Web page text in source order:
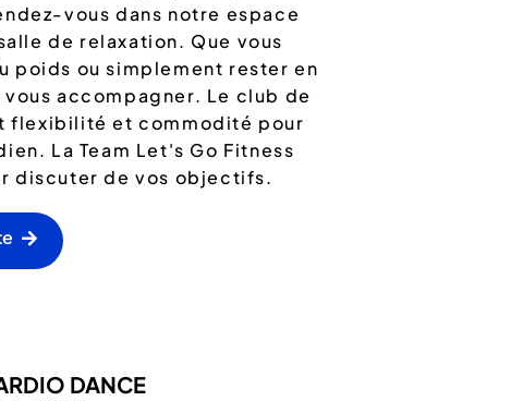
vous dans notre espace
de relaxation. Que vous
poids ou simplement rester en
accompagner. Le club de
flexibilité et commodité pour
La Team Let's Go Fitness
discuter de vos objectifs.
DANCE